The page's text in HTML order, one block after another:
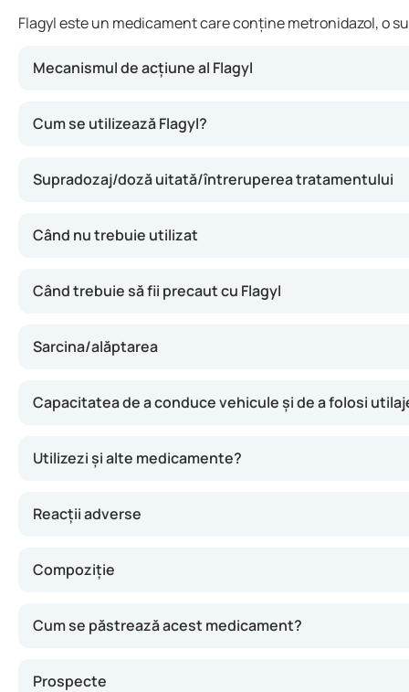
Flagyl este un medicament care conține metronidazol, o
Mecanismul de acțiune al Flagyl
Cum se utilizează Flagyl?
Supradozaj/doză uitată/întreruperea tratamentului
Când nu trebuie utilizat
Când trebuie să fii precaut cu Flagyl
Sarcina/alăptarea
Capacitatea de a conduce vehicule și de a folosi
Utilizezi și alte medicamente?
Reacții adverse
Compoziție
Cum se păstrează acest medicament?
Prospecte